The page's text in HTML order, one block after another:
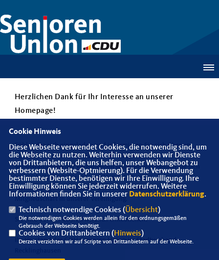
Herzlichen Dank für Ihr Interesse an unserer
Homepage!
Fühlen Sie sich eingeladen und informieren Sie sich über uns.
Schauen Sie sich in der Galerie die Bilder von den
Veranstaltungen der vergangenen Jahre an und melden Sie sich
an, auch als Gast, für eine der Veranstaltungen, die unter
"Anmeldung zu" angeboten werden, unabhängig von einer
Sie sind bei uns überall herzlich willkommen.
Ihr Vorstand der CDU Senioren Union im Stadtverband
Cookie Hinweis
Diese Webseite verwendet Cookies, die notwendig sind, um
die Webseite zu nutzen. Weiterhin verwenden wir Dienste
von Drittanbietern, die uns helfen, unser Webangebot zu
verbessern (Website-Optmierung). Für die Verwendung
bestimmter Dienste, benötigen wir Ihre Einwilligung. Ihre
Einwilligung können Sie jederzeit widerrufen. Weitere
Informationen finden Sie in unserer Datenschutzerklärung.
Technisch notwendige Cookies (Übersicht)
Die notwendigen Cookies werden allein für den ordnungsgemäßen
Gebrauch der Webseite benötigt.
Cookies von Drittanbietern ( Hinweis)
Derzeit verzichten wir auf Scripte von Drittanbietern auf der Webseite.